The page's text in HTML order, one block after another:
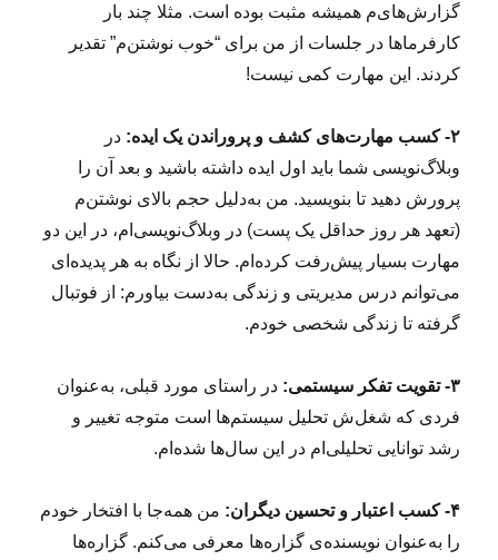
گزارش‌های‌م همیشه مثبت بوده است. مثلا چند بار
کارفرماها در جلسات از من برای “خوب نوشتن‌م” تقدیر
کردند. این مهارت کمی نیست!
۲- کسب مهارت‌های کشف وپروراندن یک ایده: در
وبلاگ‌نویسی شما باید اول ایده داشته باشید و بعد آن را
پرورش دهید تا بنویسید. من به‌دلیل حجم بالای نوشتن‌م
(تعهد هر روز حداقل یک پست) در وبلاگ‌نویسی‌ام، در این دو
مهارت بسیار پیش‌رفت کرده‌ام. حالا از نگاه به هر پدیده‌ای
می‌توانم درس مدیریتی و زندگی به‌دست بیاورم: از فوتبال
گرفته تا زندگی شخصی خودم.
۳- تقویت تفکر سیستمی:
در راستای مورد قبلی، به‌عنوان
فردی که شغل‌ش تحلیل سیستم‌ها است متوجه تغییر و
رشد توانایی تحلیلی‌ام در این سال‌ها شده‌ام.
۴- کسب اعتبار و تحسین دیگران:
من همه‌جا با افتخار خودم
را به‌عنوان نویسنده‌ی گزاره‌ها معرفی می‌کنم. گزاره‌ها